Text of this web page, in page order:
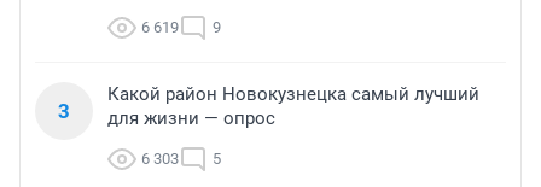
6 619 9
3
Какой район Новокузнецка самый лучший
для жизни — опрос
6 303 5